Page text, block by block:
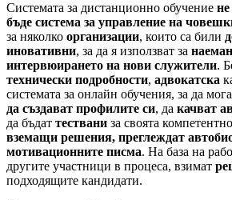
Системата за дистанционно обучение
бъде система за управление на
за няколко организации, които са били
иновативни, за да я използват за
интервюирането на нови служители.
технически подробности, адвокатска
системата за онлайн обучения, за да
да създават профилите си, да качват
да бъдат тествани за своята
вземащи решения, преглеждат
мотивационните писма. На база на
другите участници в процеса, взимат
подходящите кандидати.